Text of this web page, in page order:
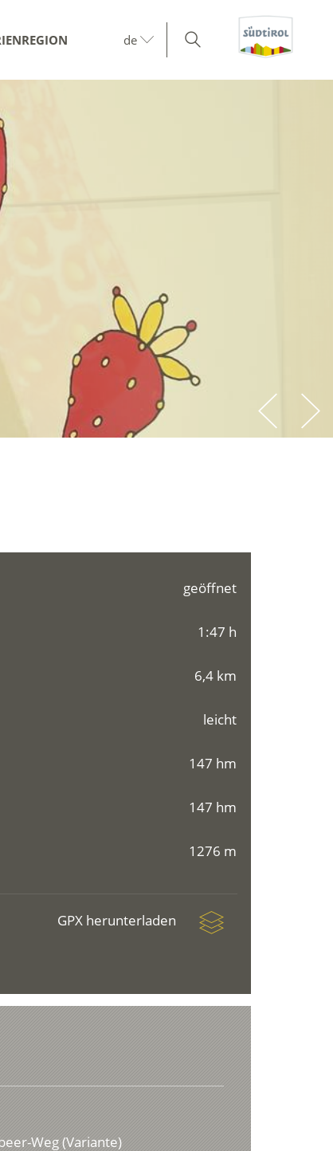
de
geöffnet
1:47 h
6,4 km
leicht
147 hm
147 hm
1276 m
GPX herunterladen
Weg (Variante)